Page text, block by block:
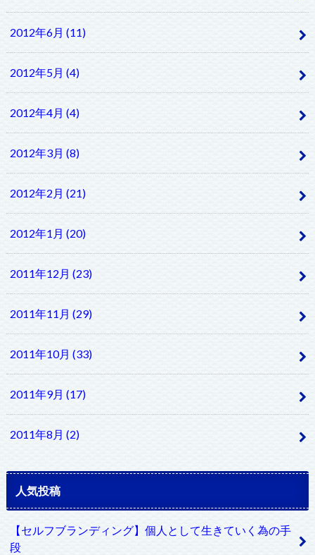
2012年6月 (11)
2012年5月 (4)
2012年4月 (4)
2012年3月 (8)
2012年2月 (21)
2012年1月 (20)
2011年12月 (23)
2011年11月 (29)
2011年10月 (33)
2011年9月 (17)
2011年8月 (2)
人気投稿
【セルフブランディング】個人として生きていく為の手
段